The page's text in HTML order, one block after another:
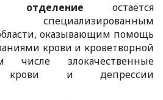
отделение остаётся
оказывающим помощь
крови и кроветворной
злокачественные
крови и депрессии